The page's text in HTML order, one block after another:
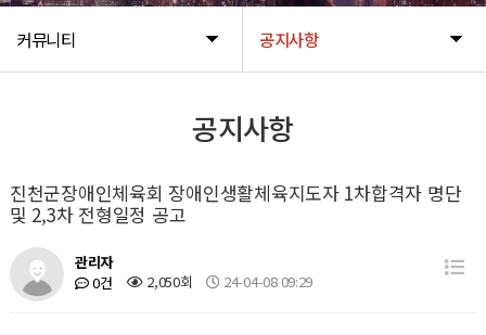
커뮤니티 공지사항
공지사항
진천군장애인체육회 장애인생활체육지도자 1차합격자 명단
및 2,3차 전형일정 공고
관리자
0건
2,050회 24-04-08 09:29